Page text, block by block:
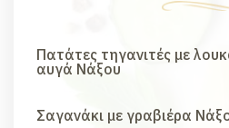
Πατάτες τηγανιτές με
αυγά Νάξου
Σαγανάκι με γραβιέρα